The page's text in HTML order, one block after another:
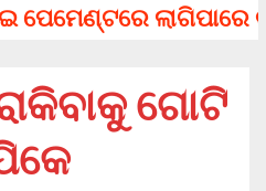
ଲାଗିପାରେ ଚାର୍ଜ,
ଗୋଟି